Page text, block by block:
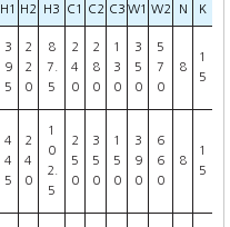
H1 H2 H3 C1 C2 C3 W1 W2 N K
3
9
5
2
2
0
8
7.
5
2
4
0
2
8
0
1
3
0
3
5
0
5
7
0
8
1
5
4
4
5
2
4
0
1
0
2.
5
2
5
0
3
5
0
1
5
0
3
9
0
6
6
0
8
1
5